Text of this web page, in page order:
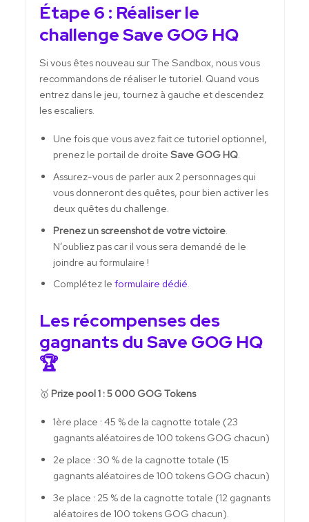
Étape 6 : Réaliser le
challenge Save GOG HQ
Si vous êtes nouveau sur The Sandbox, nous vous
recommandons de réaliser le tutoriel. Quand vous
entrez dans le jeu, tournez à gauche et descendez
les escaliers.
Une fois que vous avez fait ce tutoriel optionnel,
prenez le portail de droite Save GOG HQ.
Assurez-vous de parler aux 2 personnages qui
vous donneront des quêtes, pour bien activer les
deux quêtes du challenge.
Prenez un screenshot de votre victoire.
N’oubliez pas car il vous sera demandé de le
joindre au formulaire !
Complétez le formulaire dédié.
Les récompenses des
gagnants du Save GOG HQ
🏆
🥇 Prize pool 1 : 5 000 GOG Tokens
1ère place : 45 % de la cagnotte totale (23
gagnants aléatoires de 100 tokens GOG chacun)
2e place : 30 % de la cagnotte totale (15
gagnants aléatoires de 100 tokens GOG chacun)
3e place : 25 % de la cagnotte totale (12 gagnants
aléatoires de 100 tokens GOG chacun).